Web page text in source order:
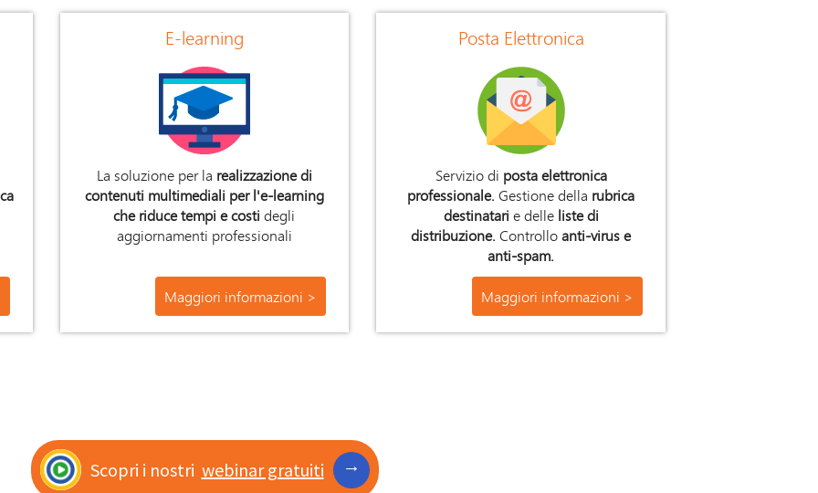
E-learning
La soluzione per la realizzazione di
contenuti multimediali per l'e-learning
che riduce tempi e costidegli
aggiornamenti professionali
Maggiori informazioni >
Posta Elettronica
Servizio di posta elettronica
professionale.Gestione della rubrica
destinatari e delleliste di
distribuzione.Controlloanti-virus e
anti-spam.
Maggiori informazioni >
Scopri i nostri webinar gratuiti →